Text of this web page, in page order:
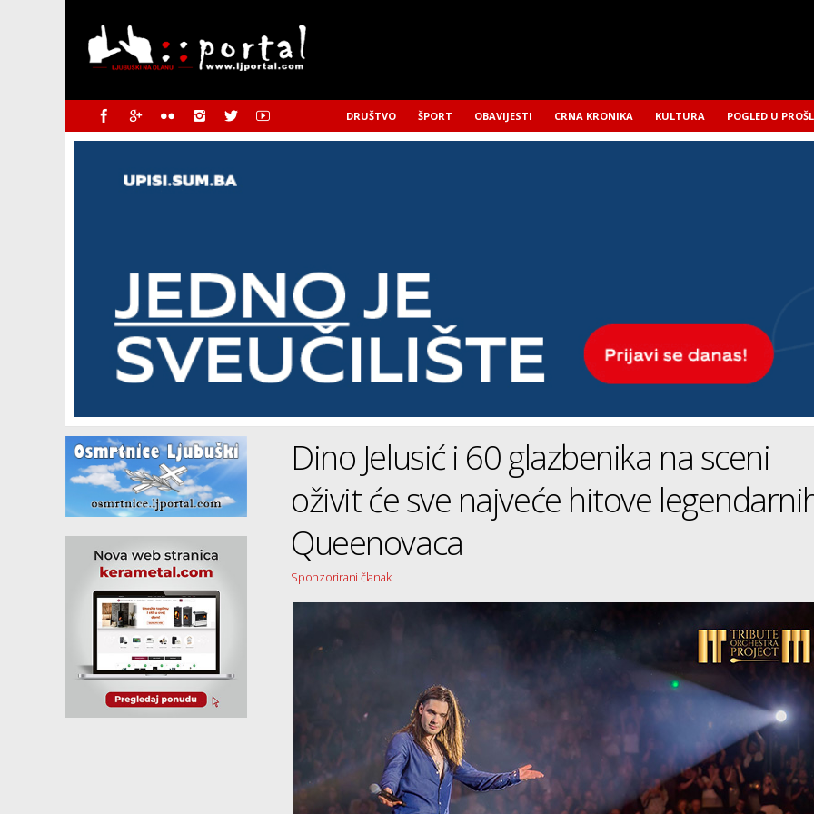
DRUŠTVO ŠPORT OBAVIJESTI CRNA KRONIKA KULTURA POGLED U
Dino Jelusić i 60 glazbenika na sceni
oživit će sve najveće hitove
Queenovaca
Sponzorirani članak